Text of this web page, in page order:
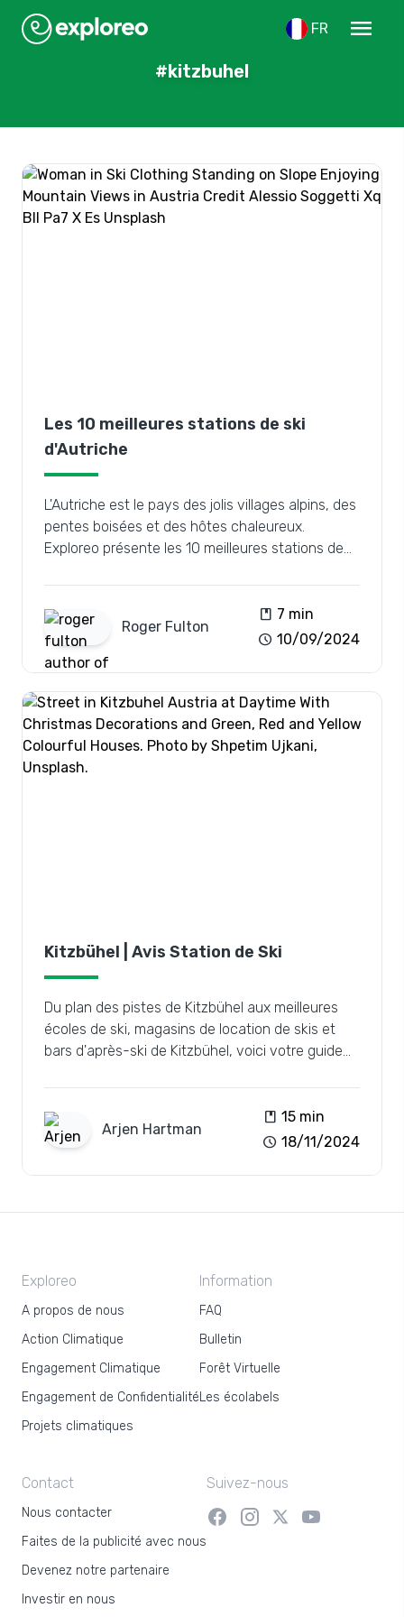
FR menu
#kitzbuhel
Les 10 meilleures stations de ski
d'Autriche
L'Autriche est le pays des jolis villages alpins, des
pentes boisées et des hôtes chaleureux.
Exploreo présente les 10 meilleures stations de
Roger Fulton
book 7 min
schedule 10/09/2024
Kitzbühel | Avis Station de Ski
Du plan des pistes de Kitzbühel aux meilleures
écoles de ski, magasins de location de skis et
bars d'après-ski de Kitzbühel, voici votre guide
Arjen Hartman
book 15 min
schedule 18/11/2024
Exploreo
A propos de nous
Action Climatique
Engagement Climatique
Engagement de Confidentialité
Projets climatiques
Information
FAQ
Bulletin
Forêt Virtuelle
Les écolabels
Contact
Nous contacter
Faites de la publicité avec nous
Devenez notre partenaire
Investir en nous
Suivez-nous